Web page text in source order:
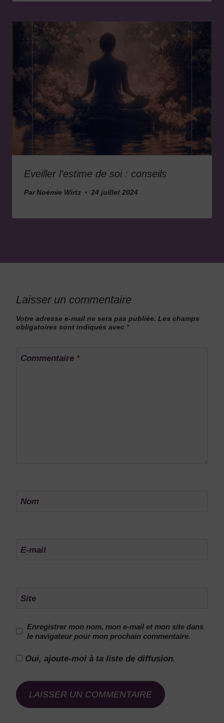
Eveiller l’estime de soi : conseils
Par Noémie Wirtz 24 juillet 2024
Laisser un commentaire
Votre adresse e-mail ne sera pas publiée. Les champs
obligatoires sont indiqués avec *
Commentaire *
Nom
E-mail
Site
Enregistrer mon nom, mon e-mail et mon site dans
le navigateur pour mon prochain commentaire.
Oui, ajoute-moi à ta liste de diffusion.